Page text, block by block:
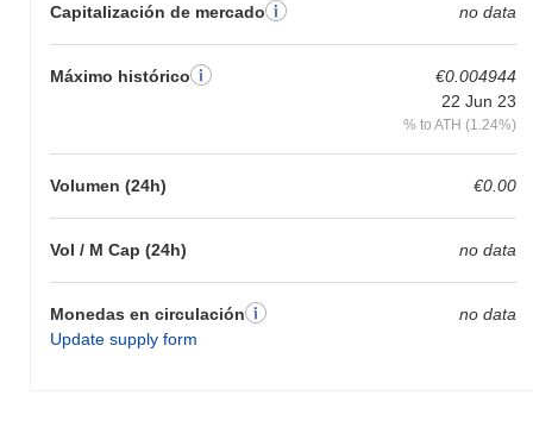
Capitalización de mercado no data
Máximo histórico
€0.004944
22 Jun 23
% to ATH (1.24%)
Volumen (24h) €0.00
Vol / M Cap (24h) no data
Monedas en circulación
Update supply form
no data